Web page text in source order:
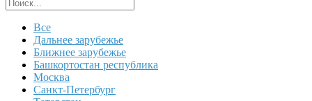
Все
Дальнее зарубежье
Ближнее зарубежье
Башкортостан республика
Москва
Санкт-Петербург